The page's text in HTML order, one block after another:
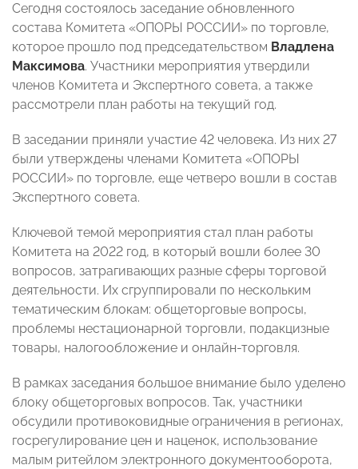
Сегодня состоялось заседание обновленного
состава Комитета «ОПОРЫ РОССИИ» по торговле,
которое прошло под председательством Владлена
Максимова. Участники мероприятия утвердили
членов Комитета и Экспертного совета, а также
рассмотрели план работы на текущий год.
В заседании приняли участие 42 человека. Из них 27
были утверждены членами Комитета «ОПОРЫ
РОССИИ» по торговле, еще четверо вошли в состав
Экспертного совета.
Ключевой темой мероприятия стал план работы
Комитета на 2022 год, в который вошли более 30
вопросов, затрагивающих разные сферы торговой
деятельности. Их сгруппировали по нескольким
тематическим блокам: общеторговые вопросы,
проблемы нестационарной торговли, подакцизные
товары, налогообложение и онлайн-торговля.
В рамках заседания большое внимание было уделено
блоку общеторговых вопросов. Так, участники
обсудили противоковидные ограничения в регионах,
госрегулирование цен и наценок, использование
малым ритейлом электронного документооборота,